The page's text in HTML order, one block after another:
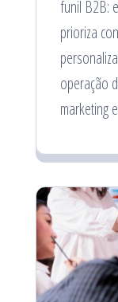
funil B2B:
prioriza
operação
marketing